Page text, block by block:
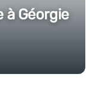
à Géorgie